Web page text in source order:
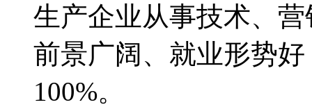
生产企业从事技术、
前景广阔、就业形势
100%。